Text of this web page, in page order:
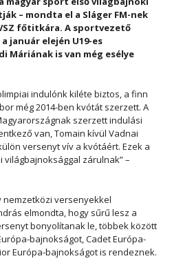
– mondta el a Sláger FM-nek
főtitkára. A sportvezető
január elején U19-es
Máriának is van még esélye
indulónk kiléte biztos, a finn
még 2014-ben kvótát szerzett. A
szerzett indulási
van, Tomain kívül Vadnai
versenyt vív a kvótáért. Ezek a
zárulnak” –
nemzetközi versenyekkel
elmondta, hogy sűrű lesz a
bonyolítanak le, többek között
bajnokságot, Cadet Európa-
Európa-bajnokságot is rendeznek.